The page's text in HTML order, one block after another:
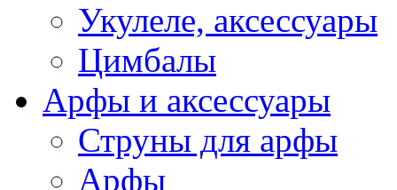
Укулеле, аксессуары
Цимбалы
Арфы и аксессуары
Струны для арфы
Арфы